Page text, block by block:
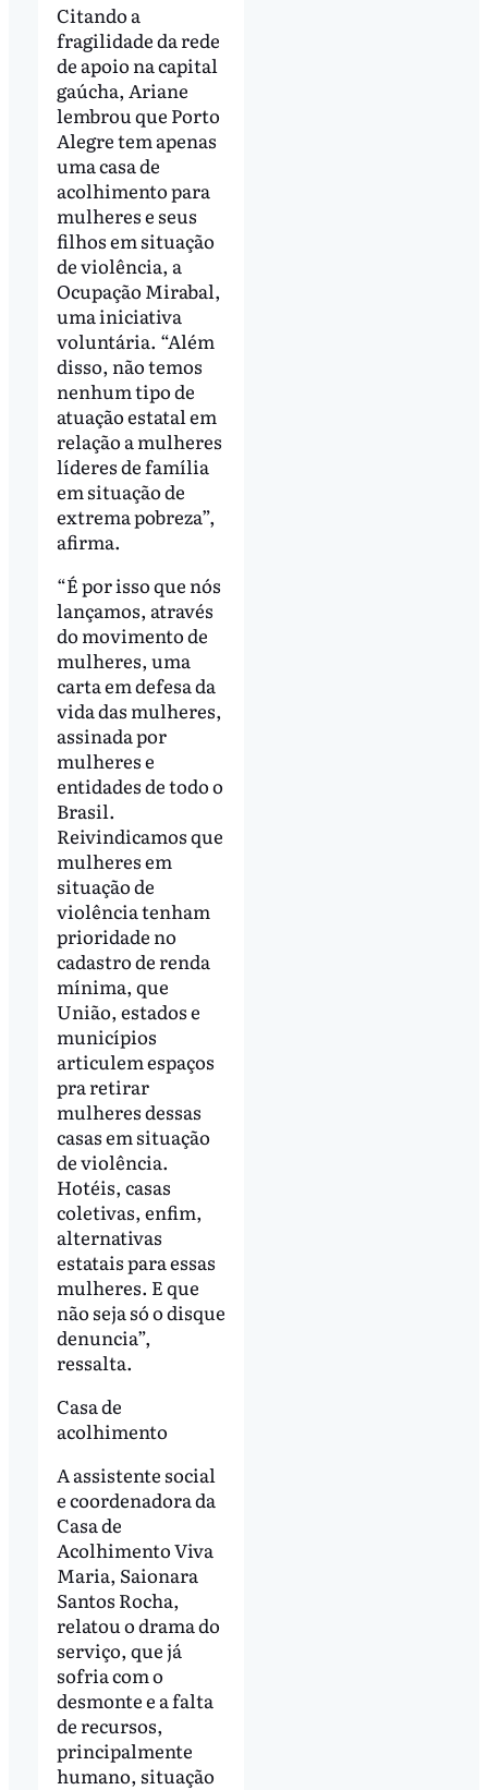
Citando a
fragilidade da rede
de apoio na capital
gaúcha, Ariane
lembrou que Porto
Alegre tem apenas
uma casa de
acolhimento para
mulheres e seus
filhos em situação
de violência, a
Ocupação Mirabal,
uma iniciativa
voluntária. “Além
disso, não temos
nenhum tipo de
atuação estatal em
relação a mulheres
líderes de família
em situação de
extrema pobreza”,
afirma.
“É por isso que nós
lançamos, através
do movimento de
mulheres, uma
carta em defesa da
vida das mulheres,
assinada por
mulheres e
entidades de todo o
Brasil.
Reivindicamos que
mulheres em
situação de
violência tenham
prioridade no
cadastro de renda
mínima, que
União, estados e
municípios
articulem espaços
pra retirar
mulheres dessas
casas em situação
de violência.
Hotéis, casas
coletivas, enfim,
alternativas
estatais para essas
mulheres. E que
não seja só o disque
denuncia”,
ressalta.
Casa de
acolhimento
A assistente social
e coordenadora da
Casa de
Acolhimento Viva
Maria, Saionara
Santos Rocha,
relatou o drama do
serviço, que já
sofria com o
desmonte e a falta
de recursos,
principalmente
humano, situação